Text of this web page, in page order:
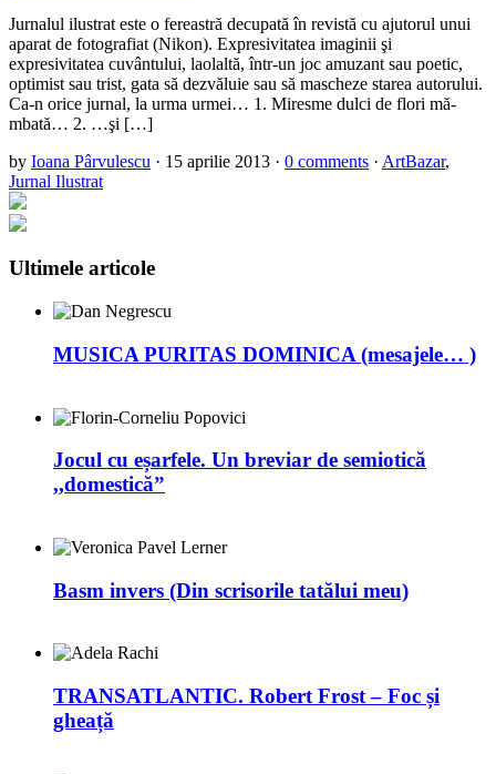
Jurnalul ilustrat este o fereastră decupată în revistă cu ajutorul unui
aparat de fotografiat (Nikon). Expresivitatea imaginii şi
expresivitatea cuvântului, laolaltă, într-un joc amuzant sau poetic,
optimist sau trist, gata să dezvăluie sau să mascheze starea autorului.
Ca-n orice jurnal, la urma urmei… 1. Miresme dulci de flori mă-
mbată… 2. …şi […]
by Ioana Pârvulescu · 15 aprilie 2013 · 0 comments · ArtBazar,
Jurnal Ilustrat
Ultimele articole
MUSICA PURITAS DOMINICA (mesajele… )
Jocul cu eșarfele. Un breviar de semiotică
,,domestică”
Basm invers (Din scrisorile tatălui meu)
TRANSATLANTIC. Robert Frost – Foc și
gheață